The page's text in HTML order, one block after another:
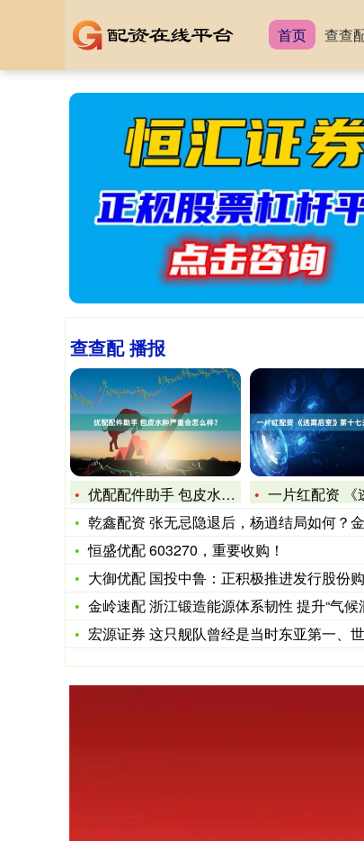
首页 查查
查查配 播报
优配配件助手 包皮水肿严重会怎么样？
一片红配资 《逃离后室》第十七
乾鑫配资 张无忌隐退后，杨逍结局如何？金庸用四个字
恒盛优配 603270，重要收购！
大御优配 国投中鲁：正积极推进发行股份购买资产
金岭速配 浙江锻造能源体系韧性 提升“气候
宏源证券 这只舰队曾经是当时东亚第一、世界第九，却